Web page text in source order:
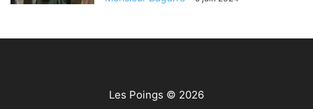
Les Poings © 2026